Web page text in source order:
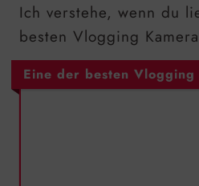
Ich verstehe, wenn du
besten Vlogging
Eine der besten